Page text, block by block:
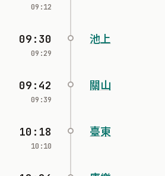
09:12
09:30
09:29
池上
09:42
09:39
關山
10:18
10:10
臺東